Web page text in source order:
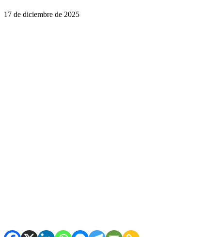
17 de diciembre de 2025